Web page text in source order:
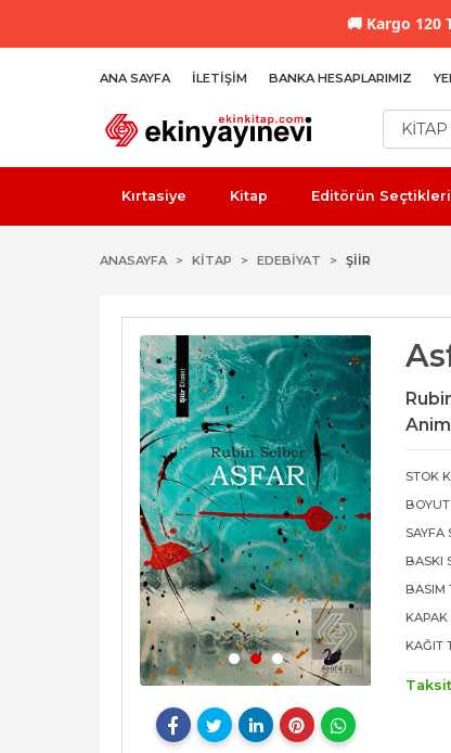
🚚 Kargo 120
ANA SAYFA İLETIŞIM BANKA HESAPLARIMIZ
Kırtasiye Kitap Editörün Seçtikleri
ANASAYFA KİTAP EDEBIYAT ŞIIR
STOK
BOYUT:
SAYFA
BASKI
BASIM
KAPAK
KAĞIT